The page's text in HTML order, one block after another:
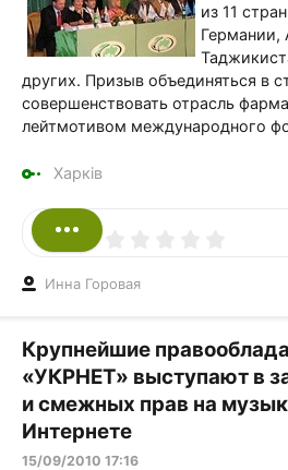
из 11
Германии,
других. Призыв объединяться в
совершенствовать отрасль
лейтмотивом международного
Харків
Инна Горовая
Крупнейшие
«УКРНЕТ» выступают в
и смежных прав на
Интернете
15/09/2010 17:16